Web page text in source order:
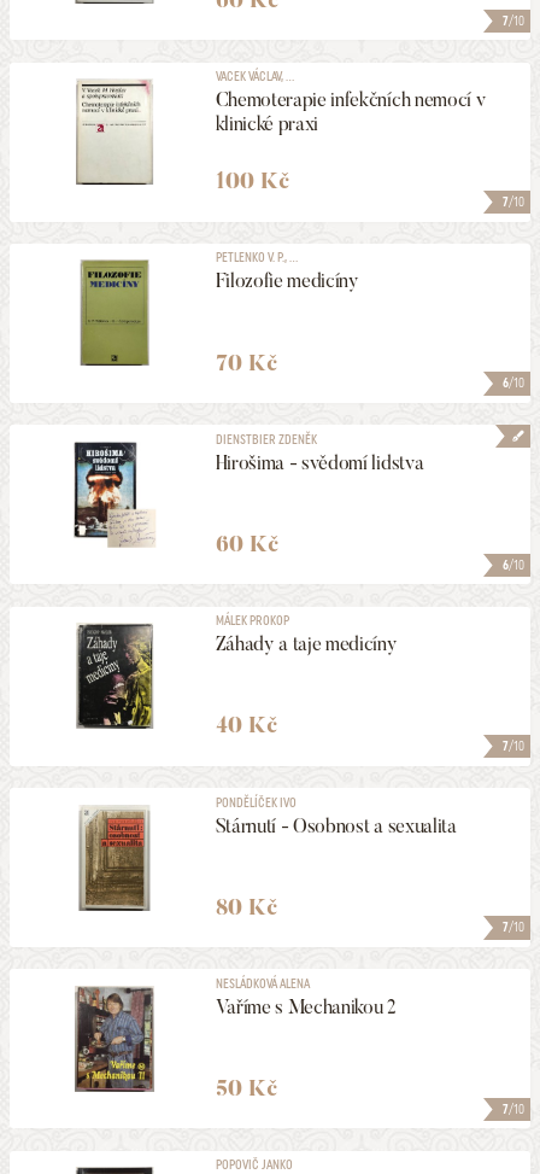
7/10
7/10
VACEK VÁCLAV, ...
Chemoterapie infekčních nemocí v
klinické praxi
100 Kč
6/10
PETLENKO V. P., ...
Filozofie medicíny
70 Kč
6/10
DIENSTBIER ZDENĚK
Hirošima - svědomí lidstva
60 Kč
7/10
MÁLEK PROKOP
Záhady a taje medicíny
40 Kč
7/10
PONDĚLÍČEK IVO
Stárnutí - Osobnost a sexualita
80 Kč
7/10
NESLÁDKOVÁ ALENA
Vaříme s Mechanikou 2
50 Kč
POPOVIČ JANKO